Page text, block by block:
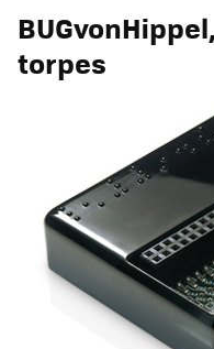
torpes